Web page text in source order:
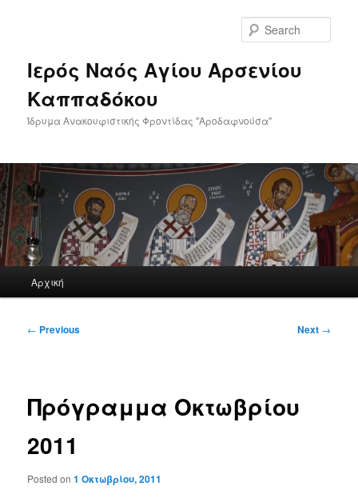
Ιερός Ναός Αγίου Αρσενίου
Καππαδόκου
Ίδρυμα Ανακουφιστικής Φροντίδας "Αροδαφνούσα"
Αρχική
Post
← Previous Next →
Πρόγραμμα Οκτωβρίου
2011
Posted on1 Οκτωβρίου, 2011